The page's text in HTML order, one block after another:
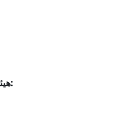
هیئت سیاسی - اجرائی حزب چپ ایران: